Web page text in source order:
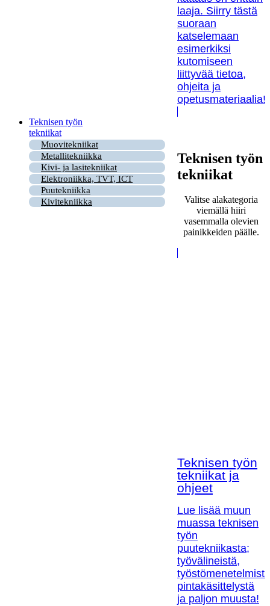
laaja. Siirry tästä
suoraan
katselemaan
esimerkiksi
kutomiseen
liittyvää tietoa,
ohjeita ja
opetusmateriaalia!
Teknisen työn
tekniikat
Muovitekniikat
Metallitekniikka
Kivi- ja lasitekniikat
Elektroniikka, TVT, ICT
Puutekniikka
Kivitekniikka
Teknisen työn
tekniikat
Valitse alakategoria
viemällä hiiri
vasemmalla olevien
painikkeiden päälle.
Teknisen työn
tekniikat ja
ohjeet
Lue lisää muun
muassa teknisen
työn
puutekniikasta;
työvälineistä,
pintakäsittelystä
ja paljon muusta!